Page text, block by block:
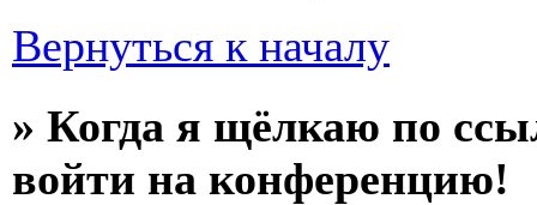
Вернуться к началу
» Когда я щёлкаю по
войти на конференцию!